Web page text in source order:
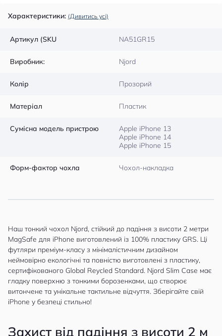
Характеристики: (Дивитись усі)
Артикул (SKU NA51GR15
Виробник: Njord
Колір Прозорий
Матеріал Пластик
Сумісна модель пристрою
Apple iPhone 13
Apple iPhone 14
Apple iPhone 15
Форм-фактор чохла Чохол-накладка
Наш тонкий чохол Njord, стійкий до падіння з висоти 2 метри
MagSafe для iPhone виготовлений із 100% пластику GRS. Ці
футляри преміум-класу з мінімалістичним дизайном
неймовірно екологічні та повністю виготовлені з пластику,
сертифікованого Global Reycled Standard. Njord Slim Case має
гладку поверхню з тонкими борозенками, що створює
витончене та унікальне тактильне відчуття. Зберігайте свій
iPhone у безпеці стильно!
Захист від падіння з висоти 2 м